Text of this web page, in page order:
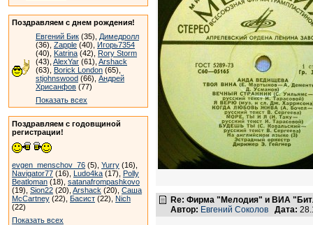
Поздравляем с днем рождения!
Евгений Бик (35), Димедролл
(36), Zapple (40), Игорь7354
(40), Katrina (42), Rory Storm
(43), AlexYar (61), Arshack
(63), Borick London (65),
stjohnswood (66), Андрей
Хрисанфов (77)
Показать всех
Поздравляем с годовщиной
регистрации!
evgen_menschov_76 (5), Yurry (16),
Navigator77 (16), Ludo4ka (17), Polly
Beatloman (18), satanafrompashkovo
(19), Sion22 (20), Arshack (20), Саша
McCartney (22), Басист (22), Nich
(22)
Показать всех
Re: Фирма "Мелодия" и ВИА
Автор: Евгений Соколов Дата: